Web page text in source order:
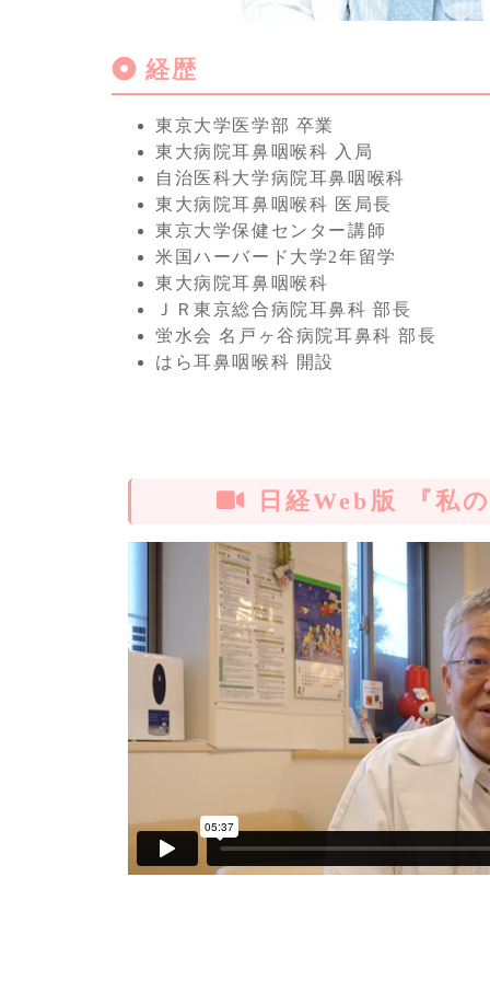
経歴
東京大学医学部 卒業
東大病院耳鼻咽喉科 入局
自治医科大学病院耳鼻咽喉科
東大病院耳鼻咽喉科 医局長
東京大学保健センター講師
米国ハーバード大学2年留学
東大病院耳鼻咽喉科
ＪＲ東京総合病院耳鼻科 部長
蛍水会 名戸ヶ谷病院耳鼻科 部長
はら耳鼻咽喉科 開設
日経Web版 『私